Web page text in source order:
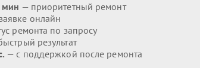
мин — приоритетный ремонт
онлайн
ремонта по запросу
результат
— с поддержкой после ремонта